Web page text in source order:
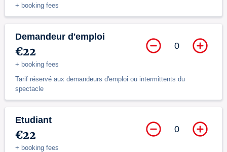
+ booking fees
Demandeur d'emploi
€22
+ booking fees
Tarif réservé aux demandeurs d'emploi ou intermittents du
spectacle
0
Etudiant
€22
+ booking fees
0